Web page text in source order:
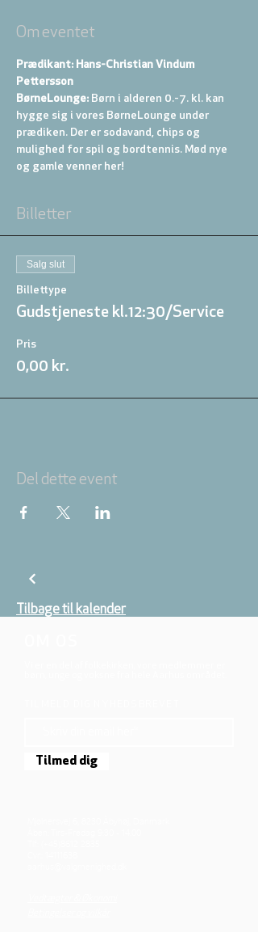
Om eventet
Prædikant: Hans-Christian Vindum
Pettersson
BørneLounge: Børn i alderen 0.-7. kl. kan
hygge sig i vores BørneLounge under
prædiken. Der er sodavand, chips og
mulighed for spil og bordtennis. Mød nye
og gamle venner her!
Billetter
Salg slut
Billettype
Gudstjeneste kl.12:30/Service
Pris
0,00 kr.
Del dette event
Tilbage til kalender
Tilmed dig